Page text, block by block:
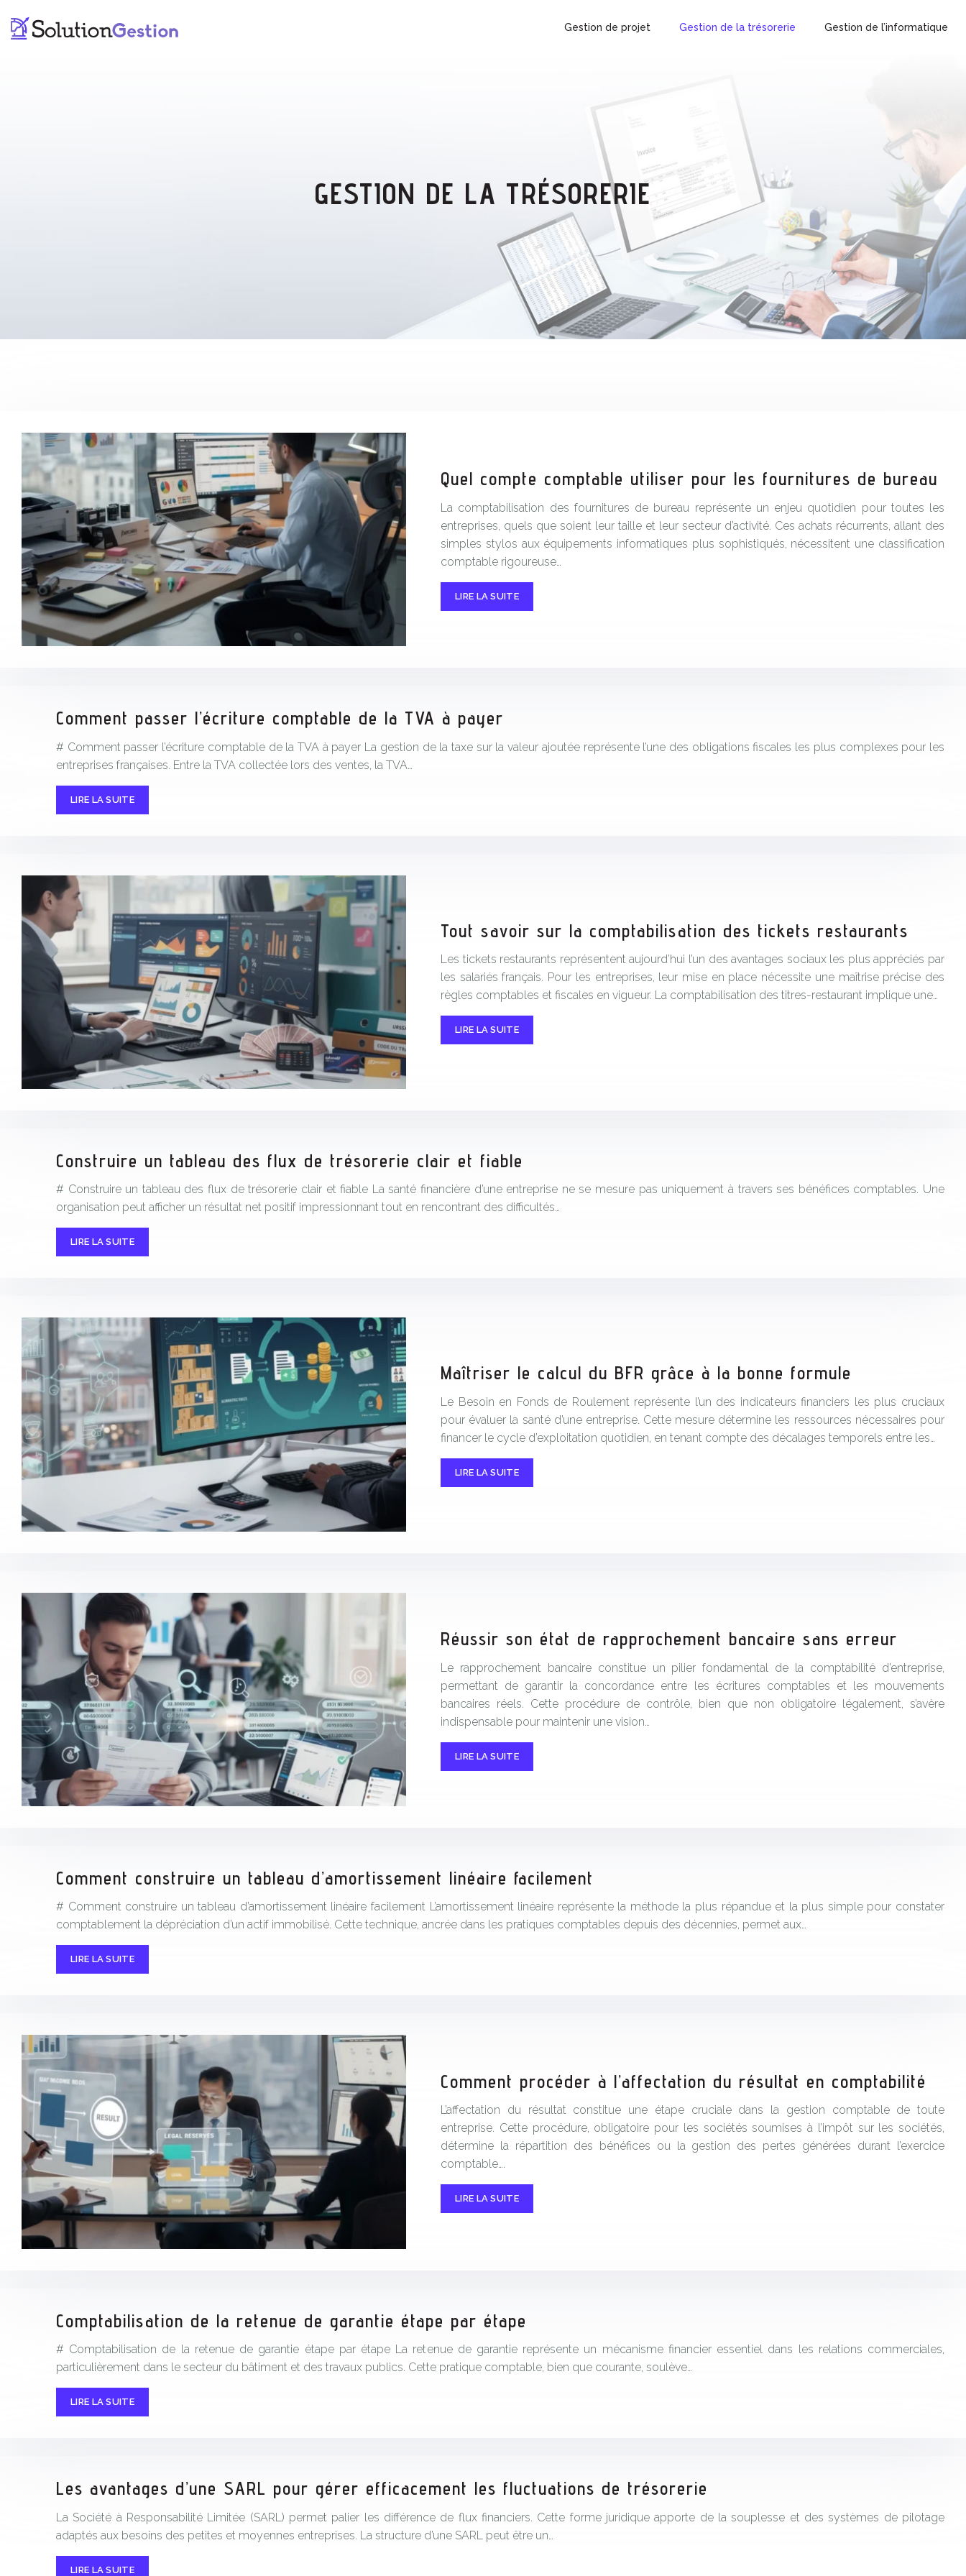
Gestion de projet Gestion de la trésorerie Gestion de l’informatique
GESTION DE LA TRÉSORERIE
Quel compte comptable utiliser pour les fournitures de bureau
La comptabilisation des fournitures de bureau représente un enjeu quotidien pour toutes les
entreprises, quels que soient leur taille et leur secteur d’activité. Ces achats récurrents, allant des
simples stylos aux équipements informatiques plus sophistiqués, nécessitent une classification
comptable rigoureuse…
LIRE LA SUITE
Comment passer l’écriture comptable de la TVA à payer
# Comment passer l’écriture comptable de la TVA à payer La gestion de la taxe sur la valeur ajoutée représente l’une des obligations fiscales les plus complexes pour les
entreprises françaises. Entre la TVA collectée lors des ventes, la TVA…
LIRE LA SUITE
Tout savoir sur la comptabilisation des tickets restaurants
Les tickets restaurants représentent aujourd’hui l’un des avantages sociaux les plus appréciés par
les salariés français. Pour les entreprises, leur mise en place nécessite une maîtrise précise des
règles comptables et fiscales en vigueur. La comptabilisation des titres-restaurant implique une…
LIRE LA SUITE
Construire un tableau des flux de trésorerie clair et fiable
# Construire un tableau des flux de trésorerie clair et fiable La santé financière d’une entreprise ne se mesure pas uniquement à travers ses bénéfices comptables. Une
organisation peut afficher un résultat net positif impressionnant tout en rencontrant des difficultés…
LIRE LA SUITE
Maîtriser le calcul du BFR grâce à la bonne formule
Le Besoin en Fonds de Roulement représente l’un des indicateurs financiers les plus cruciaux
pour évaluer la santé d’une entreprise. Cette mesure détermine les ressources nécessaires pour
financer le cycle d’exploitation quotidien, en tenant compte des décalages temporels entre les…
LIRE LA SUITE
Réussir son état de rapprochement bancaire sans erreur
Le rapprochement bancaire constitue un pilier fondamental de la comptabilité d’entreprise,
permettant de garantir la concordance entre les écritures comptables et les mouvements
bancaires réels. Cette procédure de contrôle, bien que non obligatoire légalement, s’avère
indispensable pour maintenir une vision…
LIRE LA SUITE
Comment construire un tableau d’amortissement linéaire facilement
# Comment construire un tableau d’amortissement linéaire facilement L’amortissement linéaire représente la méthode la plus répandue et la plus simple pour constater
comptablement la dépréciation d’un actif immobilisé. Cette technique, ancrée dans les pratiques comptables depuis des décennies, permet aux…
LIRE LA SUITE
Comment procéder à l’affectation du résultat en comptabilité
L’affectation du résultat constitue une étape cruciale dans la gestion comptable de toute
entreprise. Cette procédure, obligatoire pour les sociétés soumises à l’impôt sur les sociétés,
détermine la répartition des bénéfices ou la gestion des pertes générées durant l’exercice
comptable….
LIRE LA SUITE
Comptabilisation de la retenue de garantie étape par étape
# Comptabilisation de la retenue de garantie étape par étape La retenue de garantie représente un mécanisme financier essentiel dans les relations commerciales,
particulièrement dans le secteur du bâtiment et des travaux publics. Cette pratique comptable, bien que courante, soulève…
LIRE LA SUITE
Les avantages d’une SARL pour gérer efficacement les fluctuations de trésorerie
La Société à Responsabilité Limitée (SARL) permet palier les différence de flux financiers. Cette forme juridique apporte de la souplesse et des systèmes de pilotage
adaptés aux besoins des petites et moyennes entreprises. La structure d’une SARL peut être un…
LIRE LA SUITE